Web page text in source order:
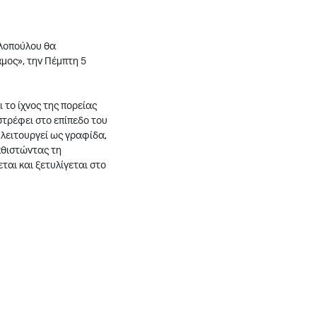
θα
την Πέμπτη 5
ίχνος της πορείας
στο επίπεδο του
ως γραφίδα,
τη
και ξετυλίγεται στο